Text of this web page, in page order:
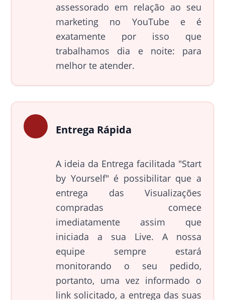
assessorado em relação ao seu
marketing no YouTube e é
exatamente por isso que
trabalhamos dia e noite: para
melhor te atender.
Entrega Rápida
A ideia da Entrega facilitada "Start
by Yourself" é possibilitar que a
entrega das Visualizações
compradas comece
imediatamente assim que
iniciada a sua Live. A nossa
equipe sempre estará
monitorando o seu pedido,
portanto, uma vez informado o
link solicitado, a entrega das suas